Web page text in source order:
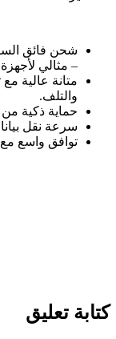
شحن فائق السرعة
– مثالي لأجهزة
متانة عالية
والتلف.
حماية ذكية من
سرعة نقل بيانات
توافق واسع مع
كتابة تعليق